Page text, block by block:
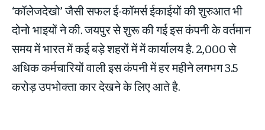
‘कॉलेजदेखो’ जैसी सफल ई-कॉमर्स ईकाईयों की शुरुआत भी
दोनो भाइयों ने की. जयपुर से शुरू की गई इस कंपनी के वर्तमान
समय में भारत में कई बड़े शहरों में में कार्यालय है. 2,000 से
अधिक कर्मचारियों वाली इस कंपनी में हर महीने लगभग 3.5
करोड़ उपभोक्ता कार देखने के लिए आते है.